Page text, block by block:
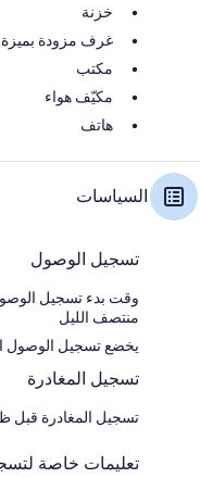
خزنة
غرف مزودة
مكتب
مكيّف هواء
هاتف
السياسات
تسجيل الوصول
منتصف الليل
يخضع تسجيل الوصول
تسجيل المغادرة
تسجيل المغادرة قبل
تعليمات خاصة